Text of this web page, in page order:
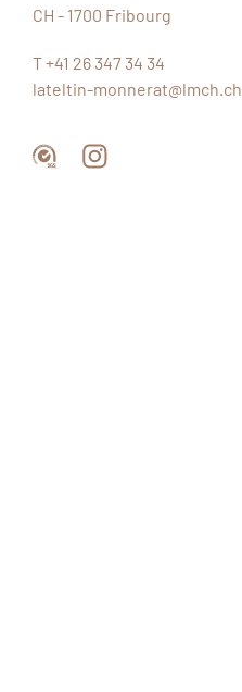
CH - 1700 Fribourg
T +41 26 347 34 34
lateltin-monnerat@lmch.ch